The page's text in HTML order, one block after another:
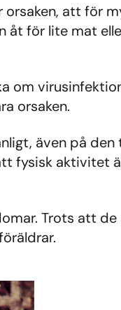
orsaken, att för
för lite mat
om
orsaken.
även på
fysisk aktivitet
Trots att